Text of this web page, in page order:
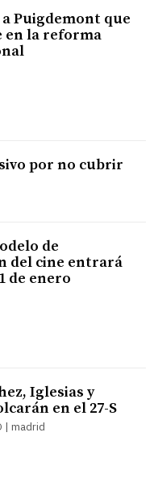
Puigdemont que
en la reforma
por no cubrir
de
del cine entrará
de enero
Iglesias y
en el 27-S
| madrid